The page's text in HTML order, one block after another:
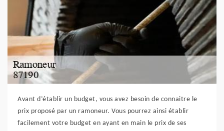
Avant d’établir un budget, vous avez besoin de connaitre le
prix proposé par un ramoneur. Vous pourrez ainsi établir
facilement votre budget en ayant en main le prix de ses